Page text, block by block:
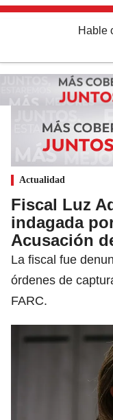
Hable
Actualidad
Fiscal Luz
indagada
Acusación
La fiscal fue
órdenes de
FARC.